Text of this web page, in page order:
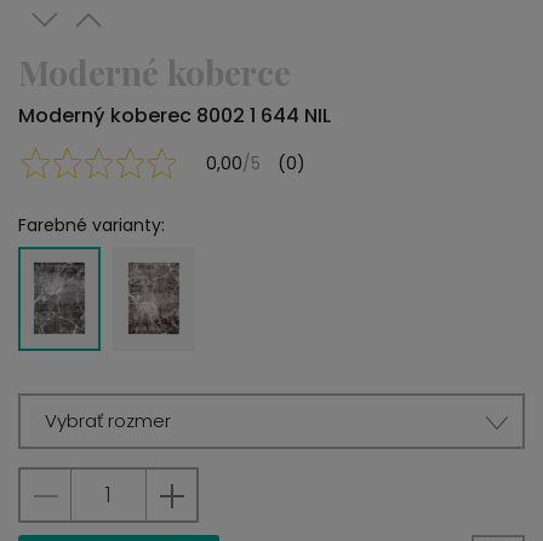
Moderné koberce
Moderný koberec 8002 1 644 NIL
0,00/5 (0)
Farebné varianty:
Vybrať rozmer